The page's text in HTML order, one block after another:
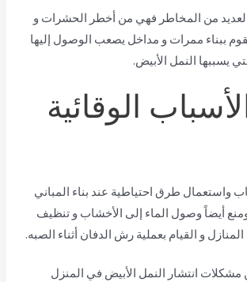
العديد من المخاطر فهي من أخطر الحشرات و
ببناء ممرات و مداخل يصعب الوصول إليها
يسببها النمل الأبيض.
الوقائية
واستعمال طرق احتياطية عند بناء المباني
أيضاً وصول الماء إلى الأخشاب و تنظيف
و القيام بعملية رش الدفان أثناء الصبه.
مشكلات انتشار النمل الأبيض في المنزل